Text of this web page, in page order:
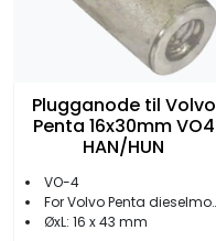
Plugganode til Volvo
Penta 16x30mm VO4
HAN/HUN
VO-4
For Volvo Penta dieselmotorer
ØxL: 16 x 43 mm